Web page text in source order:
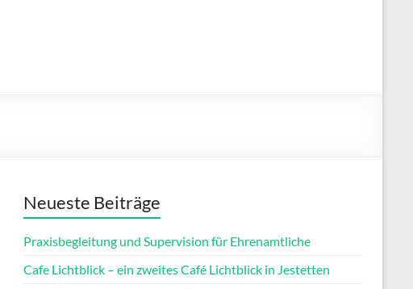
Neueste Beiträge
Praxisbegleitung und Supervision für Ehrenamtliche
Cafe Lichtblick – ein zweites Café Lichtblick in Jestetten